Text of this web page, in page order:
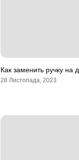
Как заменить ручку на
28 Листопада, 2023